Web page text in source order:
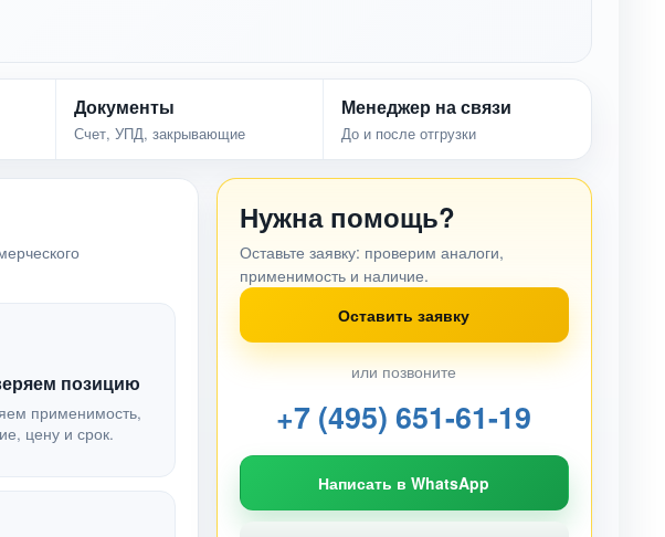
Документы
Счет, УПД, закрывающие
Менеджер на связи
До и после отгрузки
позицию
применимость,
цену и срок.
Нужна помощь?
Оставьте заявку: проверим аналоги,
применимость и наличие.
Оставить заявку
или позвоните
+7 (495) 651-61-19
Написать в WhatsApp